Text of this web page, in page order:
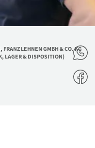
LEHNEN GMBH & CO. KG
LAGER & DISPOSITION)